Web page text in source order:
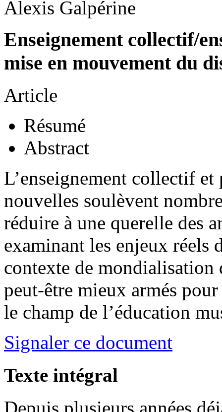
Alexis Galpérine
Enseignement collectif/
mise en mouvement du
Article
Résumé
Abstract
L’enseignement collectif et
nouvelles soulèvent
réduire à une querelle des
examinant les enjeux réels
contexte de mondialisation
peut-être mieux armés
le champ de l’éducation
Signaler ce document
Texte intégral